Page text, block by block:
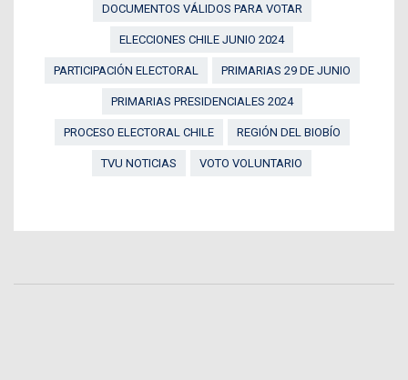
DOCUMENTOS VÁLIDOS PARA VOTAR
ELECCIONES CHILE JUNIO 2024
PARTICIPACIÓN ELECTORAL PRIMARIAS 29 DE JUNIO
PRIMARIAS PRESIDENCIALES 2024
PROCESO ELECTORAL CHILE REGIÓN DEL BIOBÍO
TVU NOTICIAS VOTO VOLUNTARIO